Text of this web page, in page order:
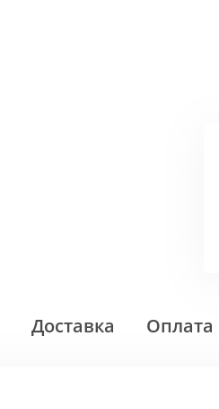
Доставка Оплата